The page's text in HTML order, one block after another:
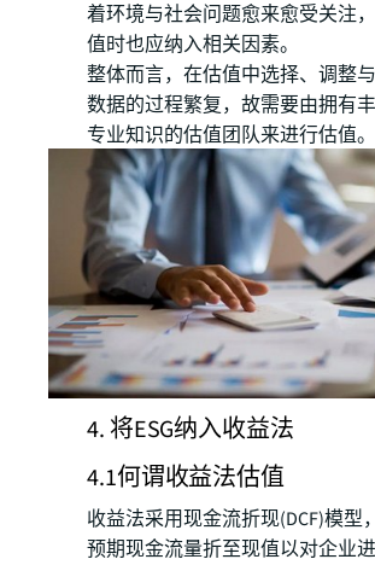
着环境与社会问题愈来愈受关注
值时也应纳入相关因素。
整体而言，在估值中选择、调整与
数据的过程繁复，故需要由拥有
专业知识的估值团队来进行估值。
4. 将ESG纳入收益法
4.1何谓收益法估值
收益法采用现金流折现(DCF)模型
预期现金流量折至现值以对企业进